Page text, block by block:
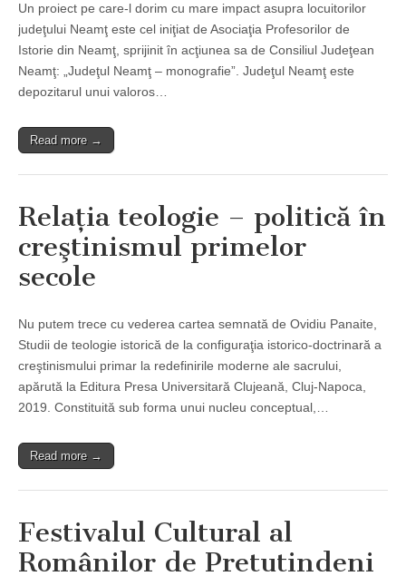
Un proiect pe care-l dorim cu mare impact asupra locuitorilor
judeţului Neamţ este cel iniţiat de Asociaţia Profesorilor de
Istorie din Neamţ, sprijinit în acţiunea sa de Consiliul Judeţean
Neamţ: „Judeţul Neamţ – monografie”. Judeţul Neamţ este
depozitarul unui valoros…
Read more →
Relaţia teologie – politică în
creştinismul primelor
secole
Nu putem trece cu vederea cartea semnată de Ovidiu Panaite,
Studii de teologie istorică de la configuraţia istorico-doctrinară a
creştinismului primar la redefinirile moderne ale sacrului,
apărută la Editura Presa Universitară Clujeană, Cluj-Napoca,
2019. Constituită sub forma unui nucleu conceptual,…
Read more →
Festivalul Cultural al
Românilor de Pretutindeni